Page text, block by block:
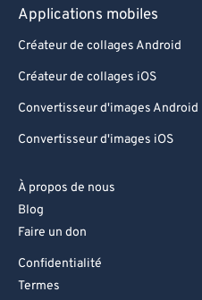
Applications mobiles
Créateur de collages Android
Créateur de collages iOS
Convertisseur d'images Android
Convertisseur d'images iOS
À propos de nous
Blog
Faire un don
Confidentialité
Termes